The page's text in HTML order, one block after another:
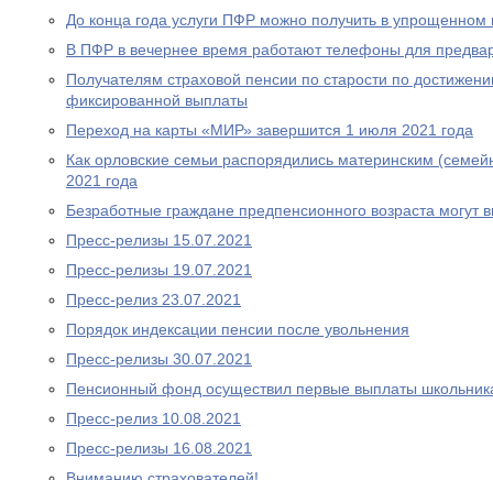
До конца года услуги ПФР можно получить в упрощенном
В ПФР в вечернее время работают телефоны для
Получателям страховой пенсии по старости по
фиксированной выплаты
Переход на карты «МИР» завершится 1 июля 2021 года
Как орловские семьи распорядились материнским
2021 года
Безработные граждане предпенсионного возраста
Пресс-релизы 15.07.2021
Пресс-релизы 19.07.2021
Пресс-релиз 23.07.2021
Порядок индексации пенсии после увольнения
Пресс-релизы 30.07.2021
Пенсионный фонд осуществил первые выплаты
Пресс-релиз 10.08.2021
Пресс-релизы 16.08.2021